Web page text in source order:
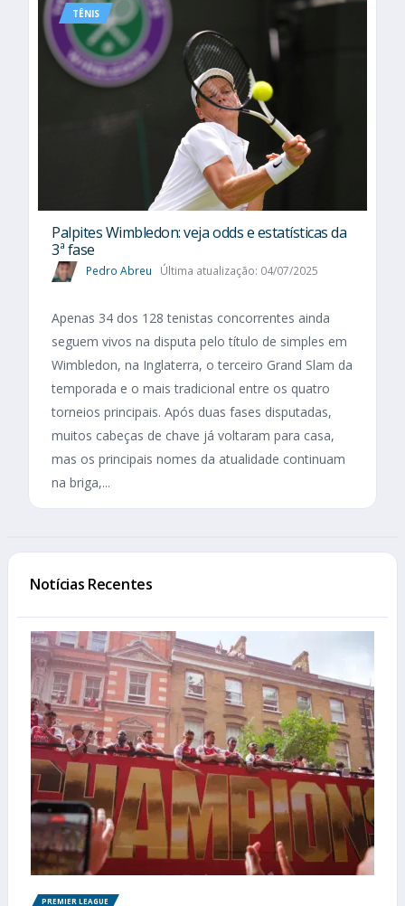
TÊNIS
Palpites Wimbledon: veja odds e estatísticas da
3ª fase
Pedro Abreu Última atualização: 04/07/2025
Apenas 34 dos 128 tenistas concorrentes ainda
seguem vivos na disputa pelo título de simples em
Wimbledon, na Inglaterra, o terceiro Grand Slam da
temporada e o mais tradicional entre os quatro
torneios principais. Após duas fases disputadas,
muitos cabeças de chave já voltaram para casa,
mas os principais nomes da atualidade continuam
na briga,...
Notícias Recentes
PREMIER LEAGUE